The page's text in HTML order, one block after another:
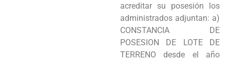
acreditar su posesión los
administrados adjuntan: a)
CONSTANCIA DE
POSESION DE LOTE DE
TERRENO desde el año